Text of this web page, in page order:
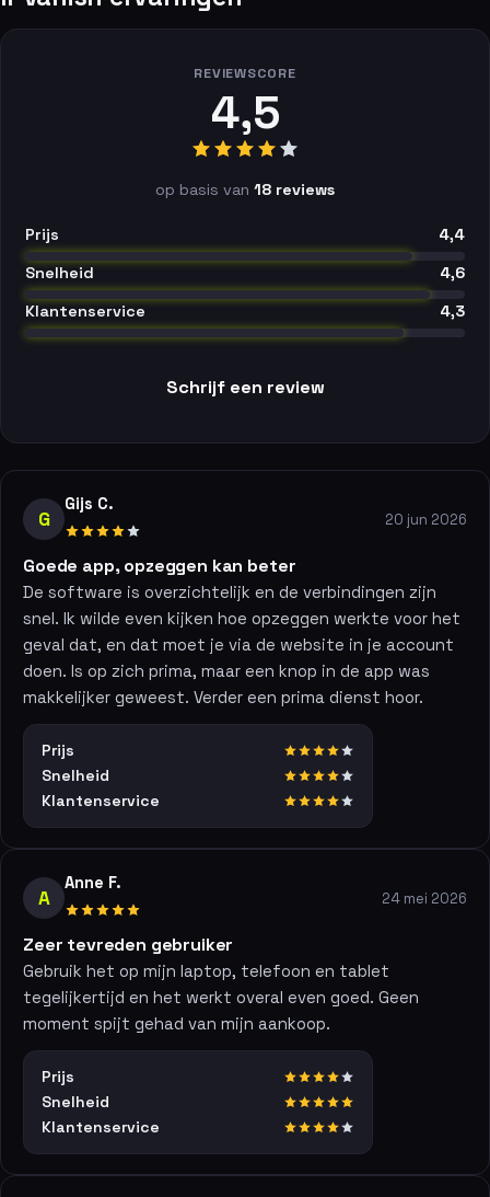
REVIEWSCORE
4,5
op basis van 18 reviews
Prijs
4,4
Snelheid
4,6
Klantenservice
4,3
Schrijf een review
G
Gijs C.
20 jun 2026
Goede app, opzeggen kan beter
De software is overzichtelijk en de verbindingen zijn
snel. Ik wilde even kijken hoe opzeggen werkte voor het
geval dat, en dat moet je via de website in je account
doen. Is op zich prima, maar een knop in de app was
makkelijker geweest. Verder een prima dienst hoor.
Prijs
Snelheid
Klantenservice
A
Anne F.
24 mei 2026
Zeer tevreden gebruiker
Gebruik het op mijn laptop, telefoon en tablet
tegelijkertijd en het werkt overal even goed. Geen
moment spijt gehad van mijn aankoop.
Prijs
Snelheid
Klantenservice